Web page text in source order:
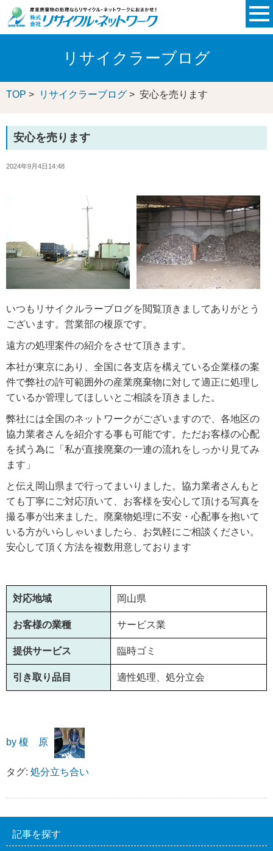
リサイクラーブログ
TOP > リサイクラーブログ > 安心を売ります
安心を売ります
2024年9月4日14:48
いつもリサイクルラーブログを閲覧頂きましてありがとう
ございます。営業部の榎原です。
遠方の処理案件の紹介をさせて頂きます。
本社が東京にあり、全国に各支店を構えている企業様の案
件で弊社の許可範囲外の産業廃棄物に対して適正に処理し
ているか管理してほしいとご相談を頂きました。
弊社には全国のネットワークがございますので、各地区の
協力業者さんを紹介する事も可能です。ただお客様の心配
を拭う為に「私が直接廃棄の一連の流れをしっかり見てみ
ます」
と伝え岡山県まで行ってまいりました。協力業者さんもと
ても丁寧にご対応頂いて、お客様を安心して頂ける写真を
撮る事が出来ました。廃棄物処理に不安・心配事を抱いて
いる方がいらしゃいましたら、お気軽にご相談ください。
安心して頂く方法を複数用意しております
対応地域 岡山県
お客様の業種 サービス業
提供サービス 臨時ゴミ
引き取り品目 適性処理、処分立会
by 榎 原
タグ: 処分立ち合い
記事を探す